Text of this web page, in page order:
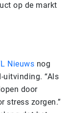
op de markt
Nieuws nog
uitvinding. “Als
door
stress zorgen.”